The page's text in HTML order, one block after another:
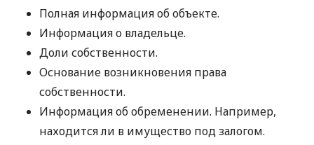
Полная информация об объекте.
Информация о владельце.
Доли собственности.
Основание возникновения права
собственности.
Информация об обременении. Например,
находится ли в имущество под залогом.